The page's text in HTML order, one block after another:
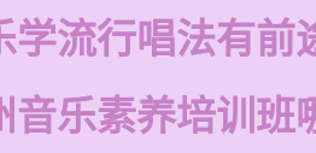
学流行唱法有前
音乐素养培训班